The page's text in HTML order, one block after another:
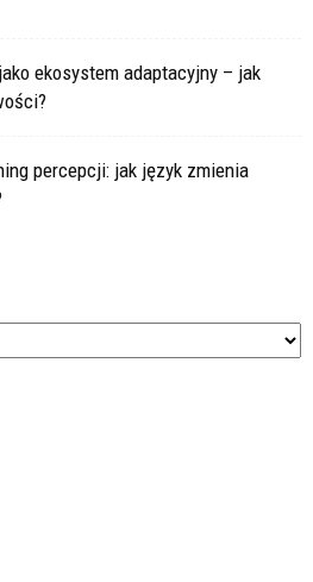
ekosystem adaptacyjny – jak
percepcji: jak język zmienia